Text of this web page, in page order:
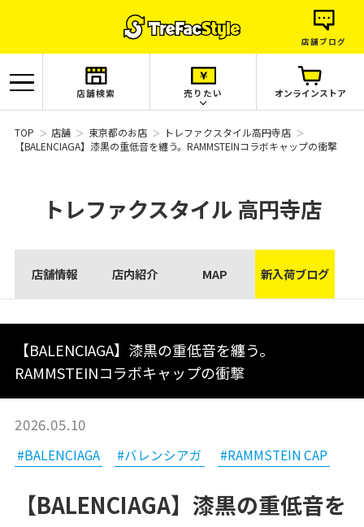
店舗ブログ
店舗検索 売りたい オンラインストア
TOP 店舗 東京都のお店
トレファクスタイル高円寺店
【BALENCIAGA】漆黒の重低音を纏う。RAMMSTEINコラボキャップの衝撃
トレファクスタイル 高円寺店
店舗情報 店内紹介 MAP 新入荷ブログ
【BALENCIAGA】漆黒の重低音を纏う。
RAMMSTEINコラボキャップの衝撃
2026.05.10
#BALENCIAGA #バレンシアガ #RAMMSTEIN CAP
【BALENCIAGA】漆黒の重低音を